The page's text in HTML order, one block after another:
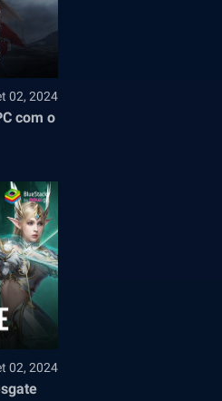
02, 2024
com o
02, 2024